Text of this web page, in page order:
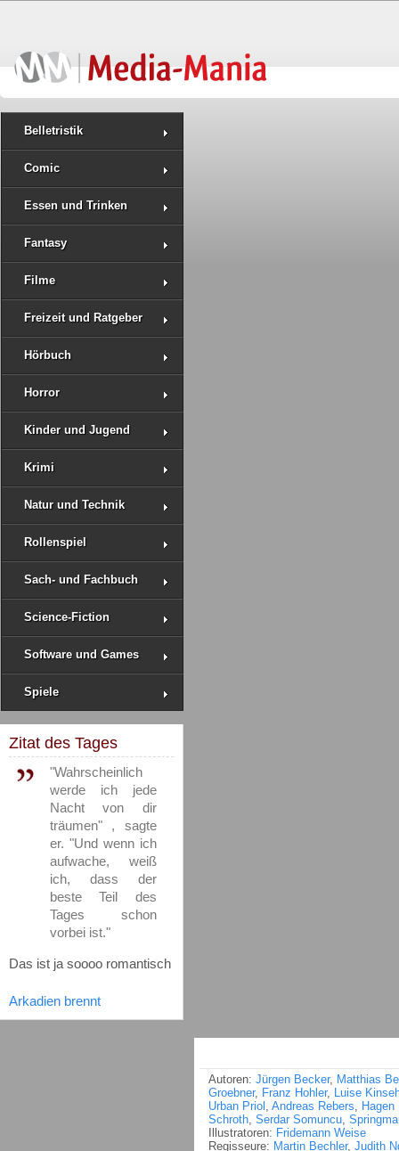
Belletristik
Comic
Essen und Trinken
Fantasy
Filme
Freizeit und Ratgeber
Hörbuch
Horror
Kinder und Jugend
Krimi
Natur und Technik
Rollenspiel
Sach- und Fachbuch
Science-Fiction
Software und Games
Spiele
Zitat des Tages
"Wahrscheinlich
werde ich jede
Nacht von dir
träumen" , sagte
er. "Und wenn ich
aufwache, weiß
ich, dass der
beste Teil des
Tages schon
vorbei ist."
Das ist ja soooo romantisch
Arkadien brennt
Autoren: Jürgen Becker, Matthias
Groebner, Franz Hohler, Luise
Urban Priol , Andreas Rebers, Hagen
Schroth, Serdar Somuncu,
Illustratoren: Fridemann Weise
Regisseure: Martin Bechler, Judith